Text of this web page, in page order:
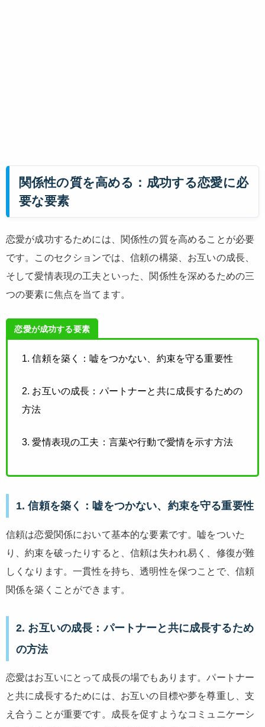
関係性の質を高める：成功する恋愛に必
要な要素
恋愛が成功するためには、関係性の質を高めることが必要
です。このセクションでは、信頼の構築、お互いの成長、
そして愛情表現の工夫といった、関係性を深めるための三
つの要素に焦点を当てます。
恋愛が成功する要素
1. 信頼を築く：嘘をつかない、約束を守る重要性
2. お互いの成長：パートナーと共に成長するための
方法
3. 愛情表現の工夫：言葉や行動で愛情を示す方法
1. 信頼を築く：嘘をつかない、約束を守る重要性
信頼は恋愛関係において基本的な要素です。嘘をついた
り、約束を破ったりすると、信頼は失われ易く、修復が難
しくなります。一貫性を持ち、透明性を保つことで、信頼
関係を築くことができます。
2. お互いの成長：パートナーと共に成長するため
の方法
恋愛はお互いにとって成長の場でもあります。パートナー
と共に成長するためには、お互いの目標や夢を尊重し、支
え合うことが重要です。成長を促すようなコミュニケーシ